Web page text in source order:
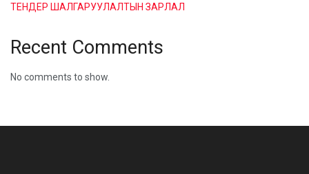
ТЕНДЕР ШАЛГАРУУЛАЛТЫН ЗАРЛАЛ
Recent Comments
No comments to show.